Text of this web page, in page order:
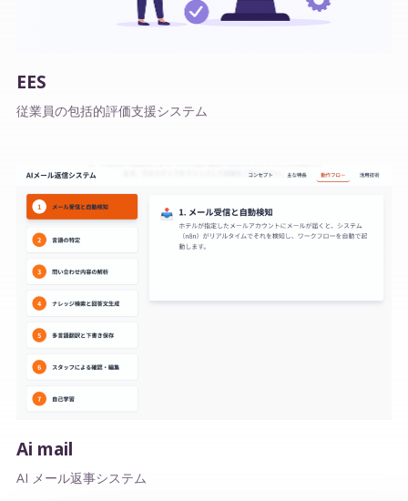
EES
従業員の包括的評価支援システム
Ai mail
AI メール返事システム